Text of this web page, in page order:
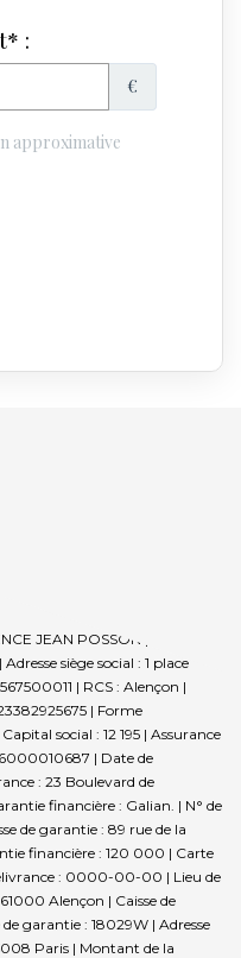
JEAN POSSON | Raison
siège social : 1 place
| RCS : Alençon |
| Forme
social : 12 195 | Assurance
| Date de
: 23 Boulevard de
financière : Galian. | N° de
de garantie : 89 rue de la
financière : 120 000 | Carte
: 0000-00-00 | Lieu de
Alençon | Caisse de
garantie : 18029W | Adresse
Paris | Montant de la